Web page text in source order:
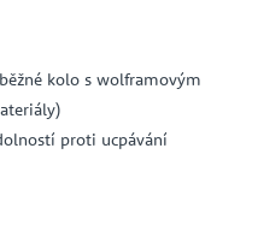
kolo s wolframovým
proti ucpávání